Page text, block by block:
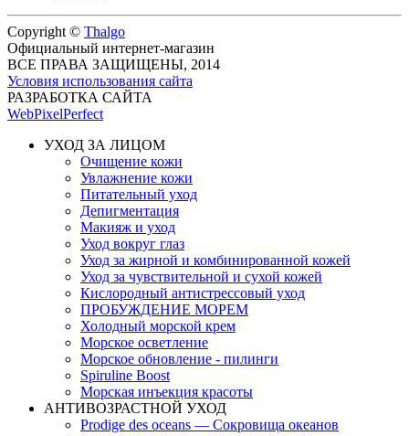
Copyright © Thalgo
Официальный интернет-магазин
ВСЕ ПРАВА ЗАЩИЩЕНЫ, 2014
Условия использования сайта
РАЗРАБОТКА САЙТА
WebPixelPerfect
УХОД ЗА ЛИЦОМ
Очищение кожи
Увлажнение кожи
Питательный уход
Депигментация
Макияж и уход
Уход вокруг глаз
Уход за жирной и комбинированной кожей
Уход за чувствительной и сухой кожей
Кислородный антистрессовый уход
ПРОБУЖДЕНИЕ МОРЕМ
Холодный морской крем
Морское осветление
Морское обновление - пилинги
Spiruline Boost
Морская инъекция красоты
АНТИВОЗРАСТНОЙ УХОД
Prodige des oceans — Сокровища океанов